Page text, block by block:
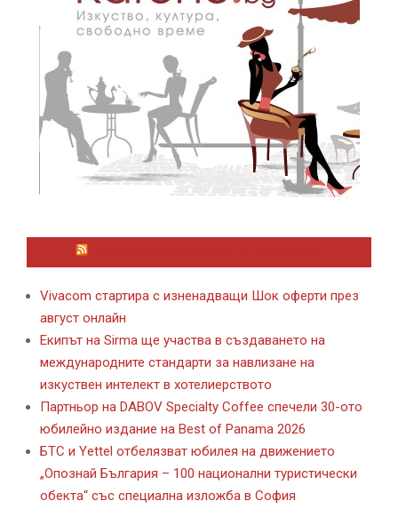
Vivacom стартира с изненадващи Шок оферти през
август онлайн
Екипът на Sirma ще участва в създаването на
международните стандарти за навлизане на
изкуствен интелект в хотелиерството
Партньор на DABOV Specialty Coffee спечели 30-ото
юбилейно издание на Best of Panama 2026
БТС и Yettel отбелязват юбилея на движението
„Опознай България – 100 национални туристически
обекта“ със специална изложба в София